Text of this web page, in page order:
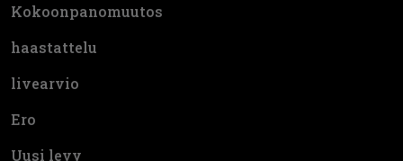
Kokoonpanomuutos
haastattelu
livearvio
Ero
Uusi levy